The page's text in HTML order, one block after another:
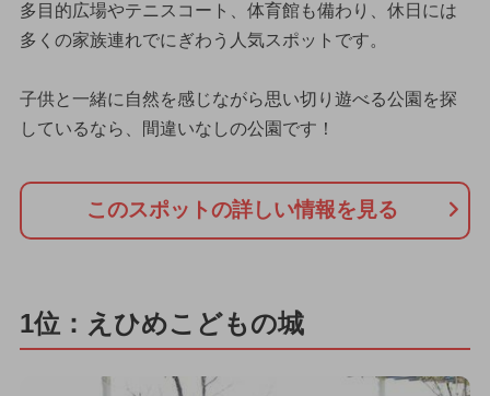
多目的広場やテニスコート、体育館も備わり、休日には
多くの家族連れでにぎわう人気スポットです。
子供と一緒に自然を感じながら思い切り遊べる公園を探
しているなら、間違いなしの公園です！
このスポットの詳しい情報を見る
1位：えひめこどもの城